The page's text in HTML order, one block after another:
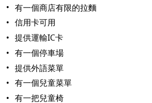
有一個商店有限的拉麵
信用卡可用
提供運輸IC卡
有一個停車場
提供外語菜單
有一個兒童菜單
有一把兒童椅